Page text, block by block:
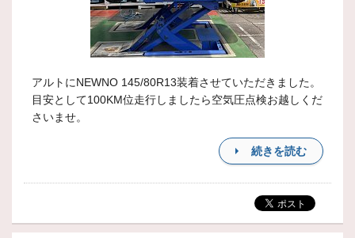
アルトにNEWNO 145/80R13装着させていただきました。
目安として100KM位走行しましたら空気圧点検お越しくだ
さいませ。
続きを読む